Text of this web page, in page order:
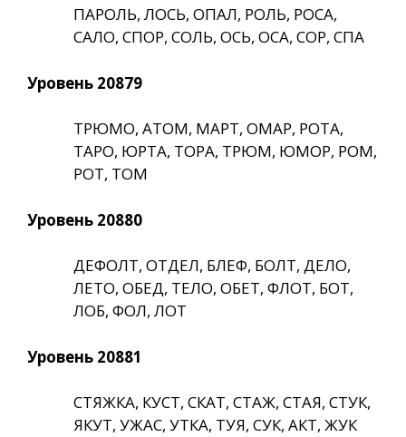
ПАРОЛЬ, ЛОСЬ, ОПАЛ, РОЛЬ, РОСА,
САЛО, СПОР, СОЛЬ, ОСЬ, ОСА, СОР, СПА
Уровень 20879
ТРЮМО, АТОМ, МАРТ, ОМАР, РОТА,
ТАРО, ЮРТА, ТОРА, ТРЮМ, ЮМОР, РОМ,
РОТ, ТОМ
Уровень 20880
ДЕФОЛТ, ОТДЕЛ, БЛЕФ, БОЛТ, ДЕЛО,
ЛЕТО, ОБЕД, ТЕЛО, ОБЕТ, ФЛОТ, БОТ,
ЛОБ, ФОЛ, ЛОТ
Уровень 20881
СТЯЖКА, КУСТ, СКАТ, СТАЖ, СТАЯ, СТУК,
ЯКУТ, УЖАС, УТКА, ТУЯ, СУК, АКТ, ЖУК